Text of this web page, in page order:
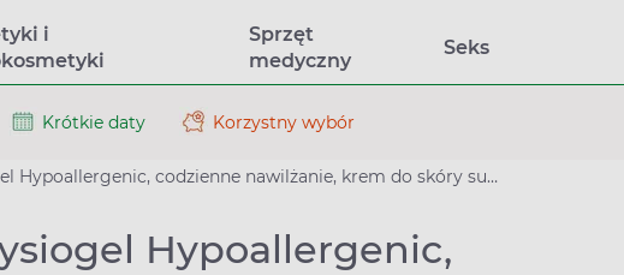
i
Sprzęt
medyczny
Seks
Krótkie daty Korzystny wybór
codzienne nawilżanie, krem do skóry suchej i wrażliwej, 75 ml
Hypoallergenic,